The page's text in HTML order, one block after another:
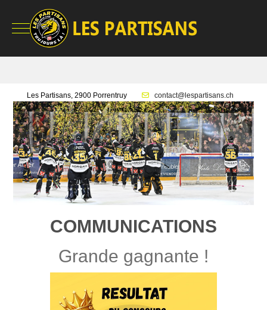
Mobile Menu Toggle
Les Partisans, 2900 Porrentruy contact@lespartisans.ch
COMMUNICATIONS
Grande gagnante !